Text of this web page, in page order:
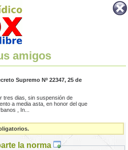
amigos
Supremo Nº 22347, 25 de
tres dias, sin suspensión de
a media asta, en honor del que
, In...
la norma